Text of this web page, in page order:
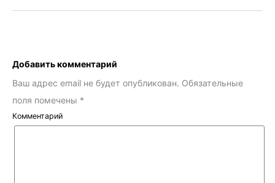
Добавить комментарий
Ваш адрес email не будет опубликован. Обязательные
поля помечены *
Комментарий